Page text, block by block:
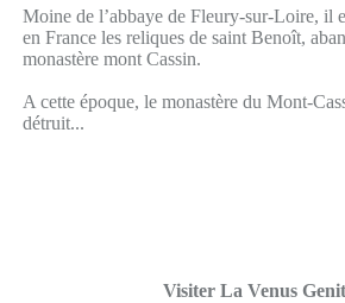
Moine de l’abbaye de Fleury-sur-Loire, il
en France les reliques de saint Benoît,
monastère mont Cassin.
A cette époque, le monastère du Mont-
détruit...
Visiter La Venus